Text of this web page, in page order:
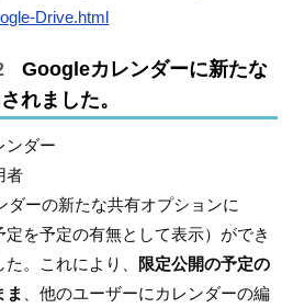
Drive.html
Googleカレンダーに新たな
れました。
ンダー
者
ダーの新たな共有オプションに
定を予定の有無として表示）ができ
。これにより、 限定公開の予定の
ま
、他のユーザーにカレンダーの編